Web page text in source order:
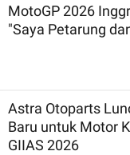
MotoGP 2026
"Saya Petarung
Astra Otoparts
Baru untuk Motor
GIIAS 2026